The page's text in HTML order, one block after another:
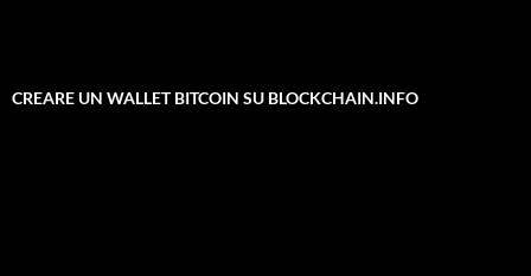
CREARE UN WALLET BITCOIN SU BLOCKCHAIN.INFO